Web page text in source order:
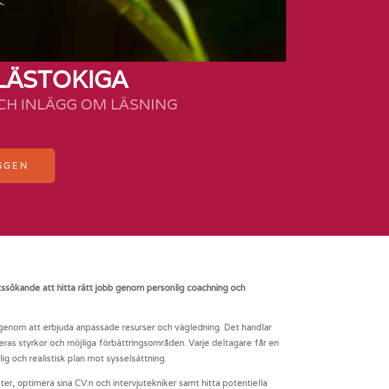
INLÄGG OM LÄSNING
att hitta rätt jobb genom personlig coachning och
att erbjuda anpassade resurser och vägledning. Det handlar
styrkor och möjliga förbättringsområden. Varje deltagare får en
och realistisk plan mot sysselsättning.
optimera sina CV:n och intervjutekniker samt hitta potentiella